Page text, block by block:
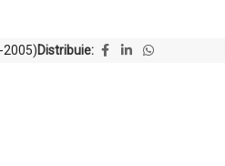
2005)Distribuie: